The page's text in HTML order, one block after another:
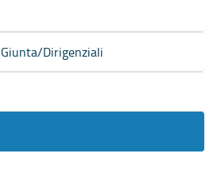
Dirigenziali